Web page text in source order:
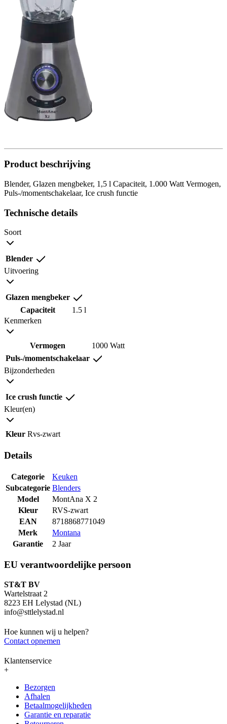
Product beschrijving
Blender, Glazen mengbeker, 1,5 l Capaciteit, 1.000 Watt Vermogen,
Puls-/momentschakelaar, Ice crush functie
Technische details
Soort
Blender
Uitvoering
Glazen mengbeker
Capaciteit
1.5 l
Kenmerken
Vermogen
1000 Watt
Puls-/momentschakelaar
Bijzonderheden
Ice crush functie
Kleur(en)
Kleur Rvs-zwart
Details
Categorie
Keuken
Subcategorie Blenders
Model
MontAna X 2
Kleur
RVS-zwart
EAN
8718868771049
Merk
Montana
Garantie
2 Jaar
EU verantwoordelijke persoon
ST&T BV
Wartelstraat 2
8223 EH Lelystad (NL)
info@sttlelystad.nl
Hoe kunnen wij u helpen?
Contact opnemen
Klantenservice
+
Bezorgen
Afhalen
Betaalmogelijkheden
Garantie en reparatie